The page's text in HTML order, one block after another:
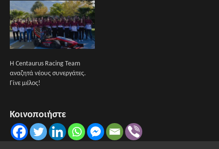
H Centaurus Racing Team
αναζητά νέους συνεργάτες.
Γίνε μέλος!
Κοινοποιήστε